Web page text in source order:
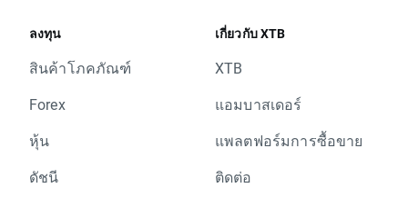
ลงทุน
สินค้าโภคภัณฑ์
Forex
หุ้น
ดัชนี
เกี่ยวกับ XTB
XTB
แอมบาสเดอร์
แพลตฟอร์มการซื้อขาย
ติดต่อ